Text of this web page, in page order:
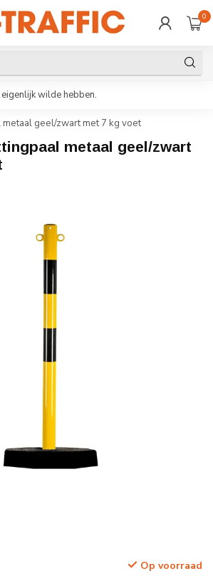
0
wilde hebben.
metaal geel/zwart met 7 kg voet
metaal geel/zwart
Op voorraad